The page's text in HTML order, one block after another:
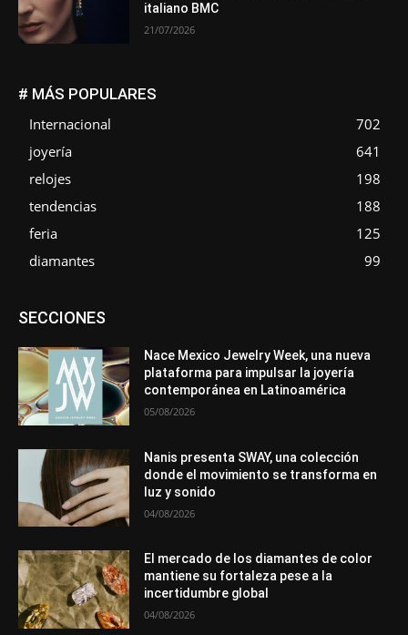
italiano BMC
21/07/2026
# MÁS POPULARES
Internacional
702
joyería
641
relojes
198
tendencias
188
feria
125
diamantes
99
SECCIONESAsociaciones
Entrevistas
Opiniones
Premios Secciones
Sucesos
Más
Nace Mexico Jewelry Week, una nueva
plataforma para impulsar la joyería
contemporánea en Latinoamérica
05/08/2026
Nanis presenta SWAY, una colección
donde el movimiento se transforma en
luz y sonido
04/08/2026
El mercado de los diamantes de color
mantiene su fortaleza pese a la
incertidumbre global
04/08/2026